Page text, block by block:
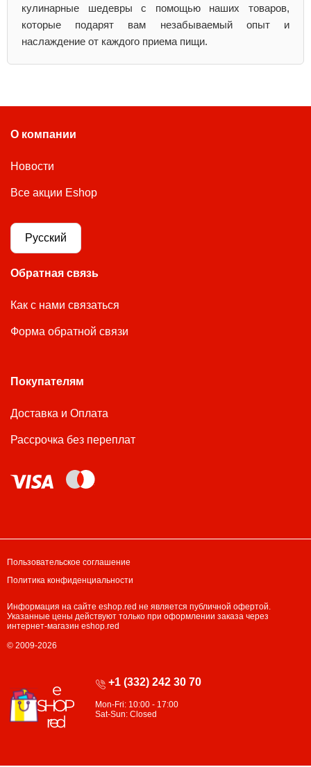
кулинарные шедевры с помощью наших товаров,
которые подарят вам незабываемый опыт и
наслаждение от каждого приема пищи.
О компании
Новости
Все акции Eshop
Русский
Обратная связь
Как с нами связаться
Форма обратной связи
Покупателям
Доставка и Оплата
Рассрочка без переплат
+1 (332) 242 30 70
Mon-Fri: 10:00 - 17:00
Sat-Sun: Closed
Пользовательское соглашение
Политика конфиденциальности
Информация на сайте eshop.red не является публичной офертой.
Указанные цены действуют только при оформлении заказа через
интернет-магазин eshop.red
© 2009-2026